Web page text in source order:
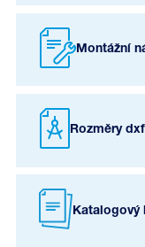
Montážní
Rozměry dxf
Katalogový